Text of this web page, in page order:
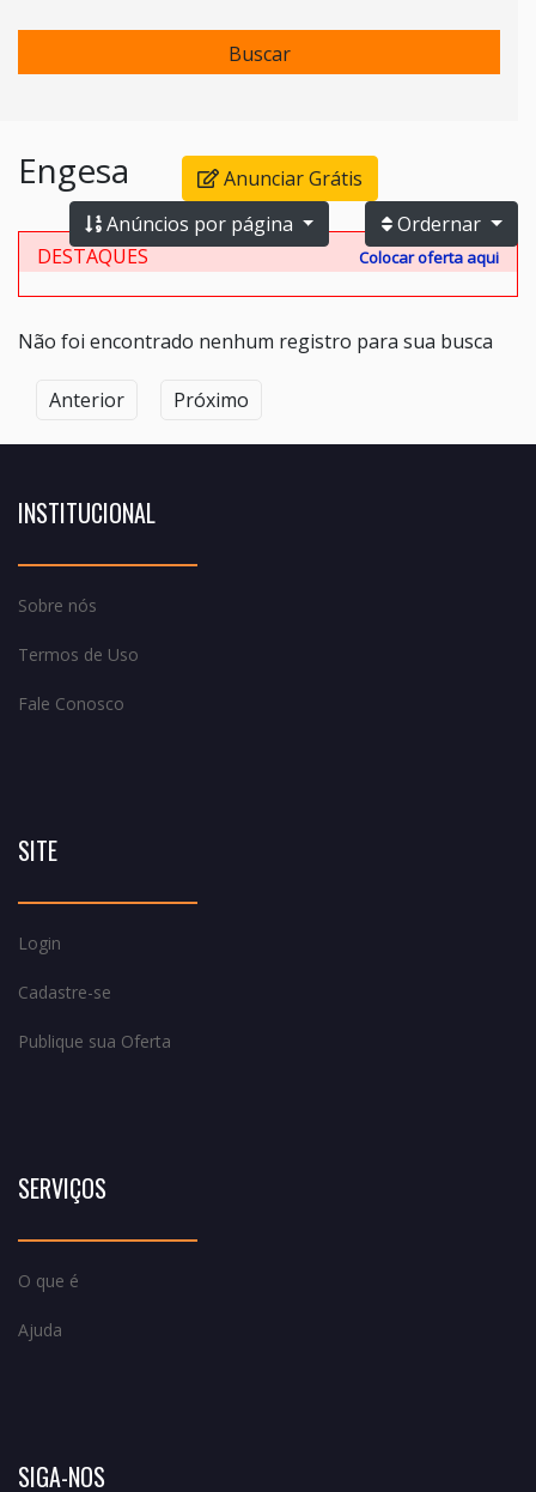
Buscar
Engesa
Anunciar Grátis
Ordernar
Anúncios por página
DESTAQUES
Colocar oferta aqui
Não foi encontrado nenhum registro para sua busca
Anterior Próximo
INSTITUCIONAL
Sobre nós
Termos de Uso
Fale Conosco
SITE
Login
Cadastre-se
Publique sua Oferta
SERVIÇOS
O que é
Ajuda
SIGA-NOS